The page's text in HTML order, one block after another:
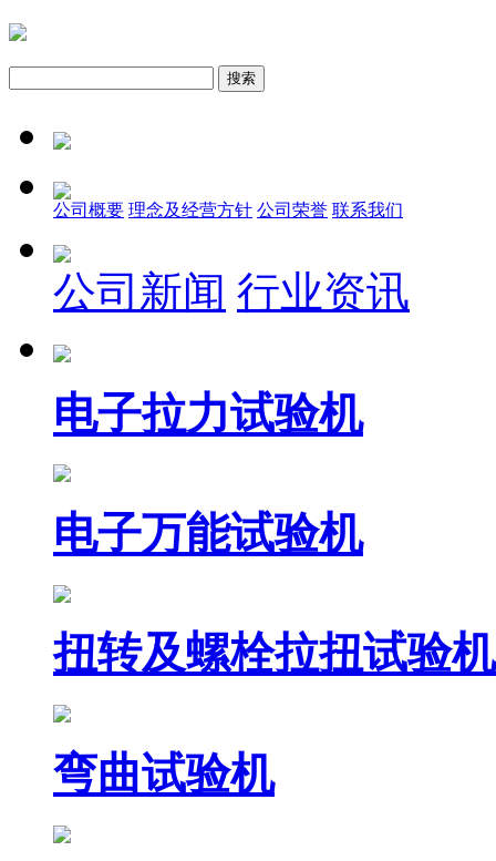
公司概要 理念及经营方针 公司荣誉 联系我们
公司新闻 行业资讯
电子拉力试验机
电子万能试验机
扭转及螺栓拉扭试验机
弯曲试验机